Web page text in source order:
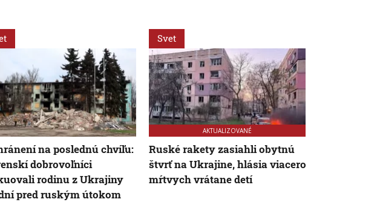
na poslednú chvíľu:
dobrovoľníci
rodinu z Ukrajiny
pred ruským útokom
Svet
AKTUALIZOVANÉ
Ruské rakety zasiahli obytnú
štvrť na Ukrajine, hlásia viacero
mŕtvych vrátane detí